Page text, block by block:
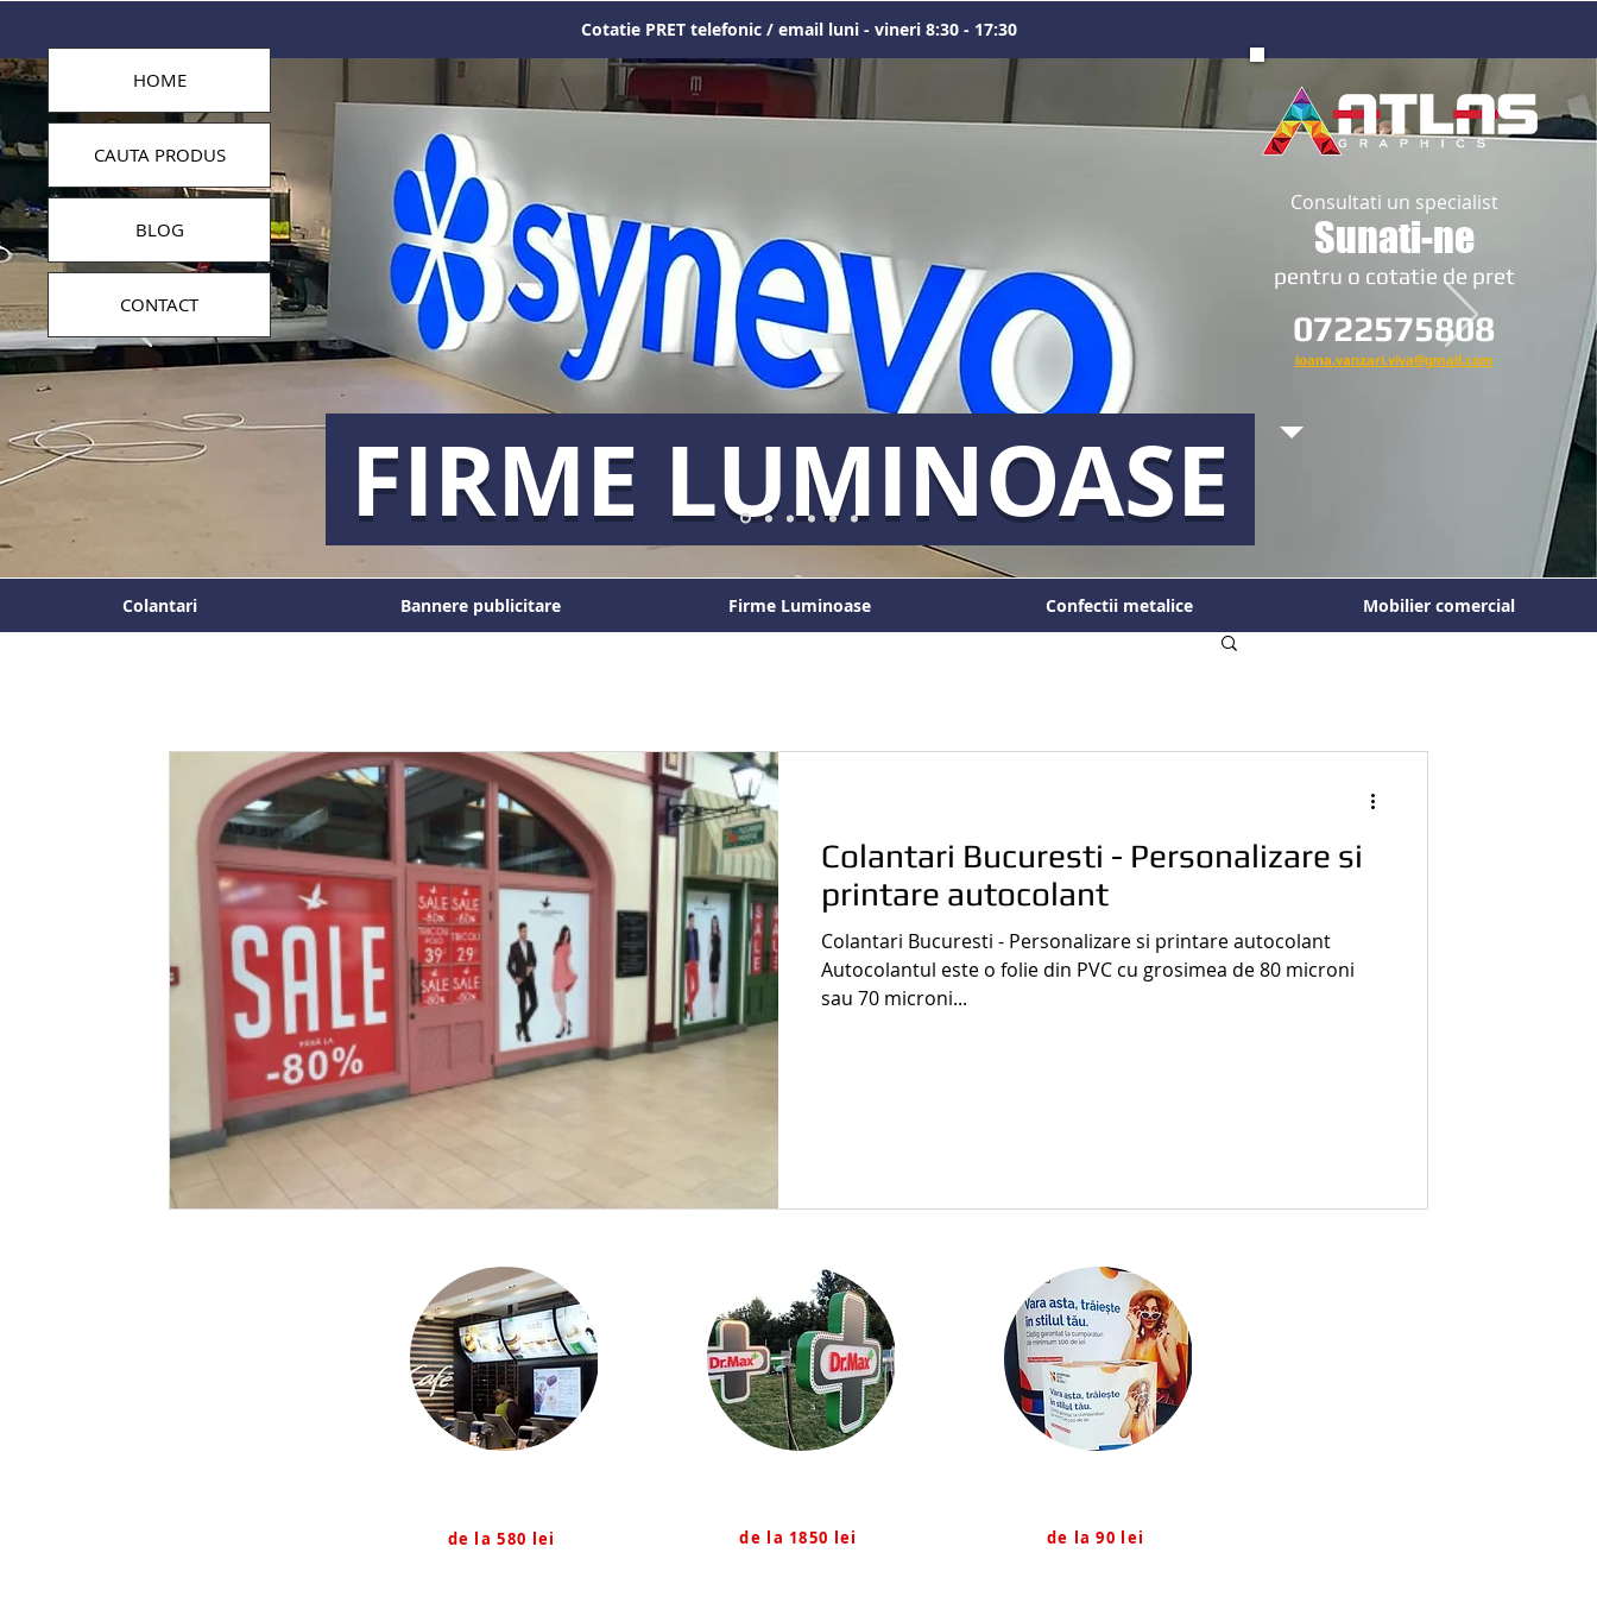
HOME
CAUTA PRODUS
BLOG
CONTACT
Consultati un specialist
Sunati-ne
​pentru o cotatie de pret
0722575808
ioana.vanzari.viva@gmail.com
FIRME LUMINOASE
Cotatie PRET telefonic / email luni - vineri 8:30 - 17:30
Colantari Bannere publicitare Firme Luminoase Confectii metalice Mobilier comercial
Colantari Bucuresti - Personalizare si
printare autocolant
Colantari Bucuresti - Personalizare si printare autocolant
Autocolantul este o folie din PVC cu grosimea de 80 microni
sau 70 microni...
de la 580 lei de la 1850 lei de la 90 lei